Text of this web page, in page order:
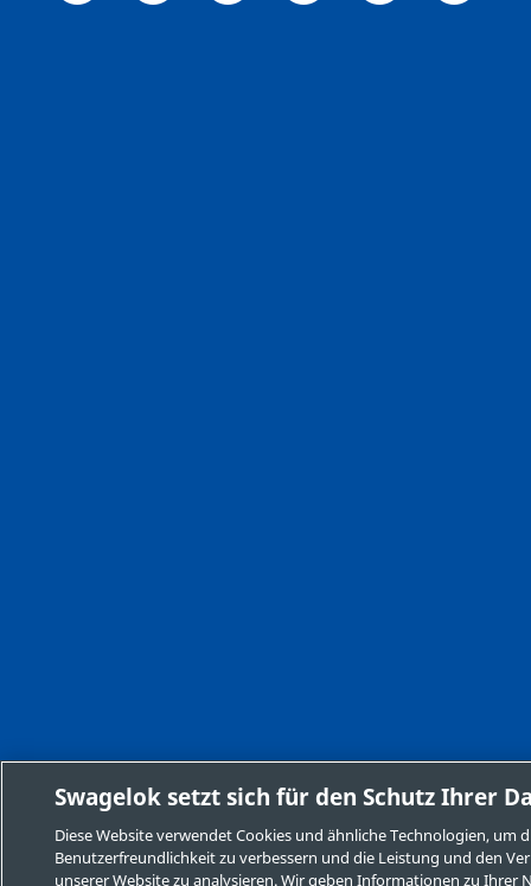
Swagelok setzt sich für den Schutz Ihrer
Diese Website verwendet Cookies und ähnliche Technologien, um
Benutzerfreundlichkeit zu verbessern und die Leistung und den
unserer Website zu analysieren. Wir geben Informationen zu Ihrer